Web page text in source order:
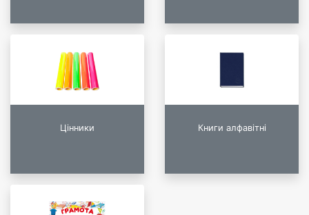
Цінники Книги алфавітні